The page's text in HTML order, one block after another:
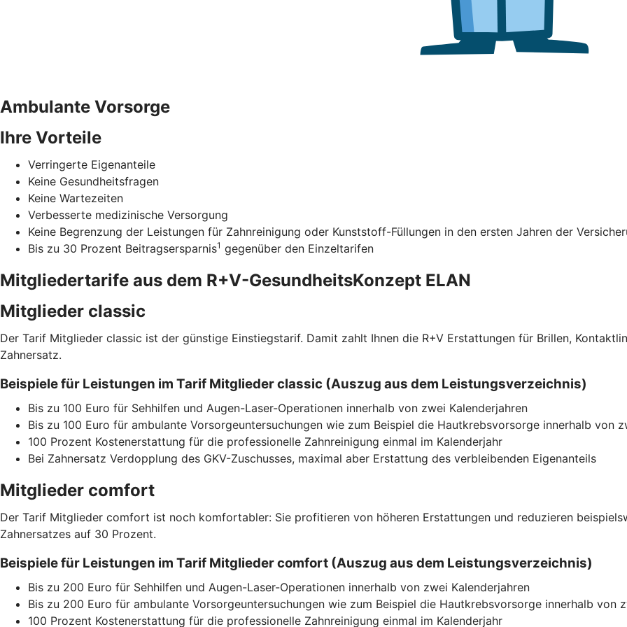
Ambulante Vorsorge
Ihre Vorteile
Verringerte Eigenanteile
Keine Gesundheitsfragen
Keine Wartezeiten
Verbesserte medizinische Versorgung
Keine Begrenzung der Leistungen für Zahnreinigung oder Kunststoff-Füllungen in den ersten Jahren der
Bis zu 30 Prozent Beitragsersparnis1 gegenüber den Einzeltarifen
Mitgliedertarife aus dem R+V-GesundheitsKonzept ELAN
Mitglieder classic
Der Tarif Mitglieder classic ist der günstige Einstiegstarif. Damit zahlt Ihnen die R+V Erstattungen für Brillen,
Zahnersatz.
Beispiele für Leistungen im Tarif Mitglieder classic (Auszug aus dem Leistungsverzeichnis)
Bis zu 100 Euro für Sehhilfen und Augen-Laser-Operationen innerhalb von zwei Kalenderjahren
Bis zu 100 Euro für ambulante Vorsorgeuntersuchungen wie zum Beispiel die Hautkrebsvorsorge innerhalb von
100 Prozent Kostenerstattung für die professionelle Zahnreinigung einmal im Kalenderjahr
Bei Zahnersatz Verdopplung des GKV-Zuschusses, maximal aber Erstattung des verbleibenden Eigenanteils
Mitglieder comfort
Der Tarif Mitglieder comfort ist noch komfortabler: Sie profitieren von höheren Erstattungen und reduzieren
Zahnersatzes auf 30 Prozent.
Beispiele für Leistungen im Tarif Mitglieder comfort (Auszug aus dem Leistungsverzeichnis)
Bis zu 200 Euro für Sehhilfen und Augen-Laser-Operationen innerhalb von zwei Kalenderjahren
Bis zu 200 Euro für ambulante Vorsorgeuntersuchungen wie zum Beispiel die Hautkrebsvorsorge innerhalb von
100 Prozent Kostenerstattung für die professionelle Zahnreinigung einmal im Kalenderjahr